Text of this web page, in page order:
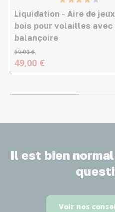
Liquidation - Aire de
bois pour volailles avec
balançoire
69,90 €
49,00 €
Il est bien
Voir nos